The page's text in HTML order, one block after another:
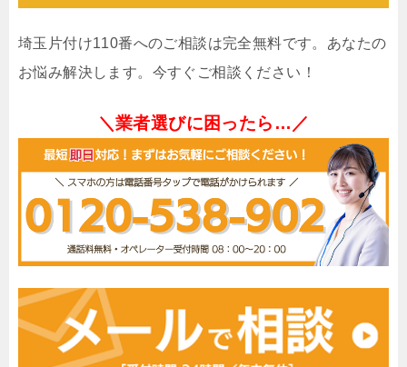
埼玉片付け110番へのご相談は完全無料です。あなたの
お悩み解決します。今すぐご相談ください！
＼業者選びに困ったら…／